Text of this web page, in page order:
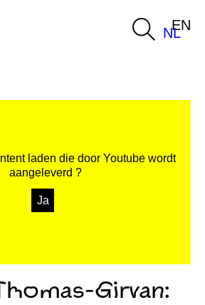
NLEN
laden die door Youtubewordt
aangeleverd ?
Ja
Girvan: